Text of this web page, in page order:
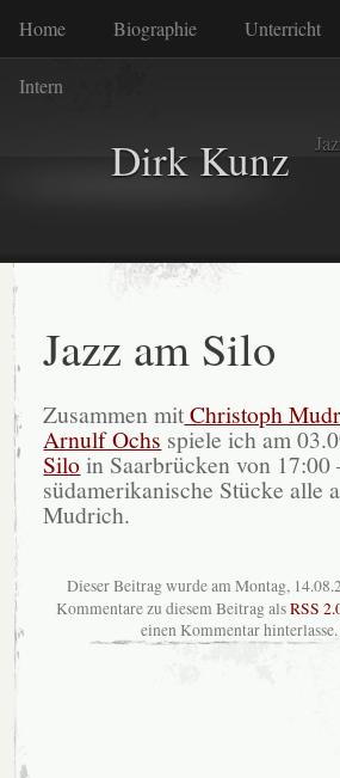
Home Biographie Unterricht
Intern
Dirk Kunz
Jazz am Silo
Zusammen mitChristoph
Arnulf Ochs spiele ich am
Siloin Saarbrücken von
südamerikanische Stücke alle
Mudrich.
Dieser Beitrag wurde am Montag,
Kommentare zu diesem Beitrag alsRSS
einen Kommentar